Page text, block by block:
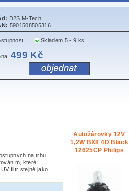
D2S M-Tech
5901508505316
Skladem 5 - 9 ks
499 Kč
Autožárovky 12V
1,2W BX8 4D Black
12625CP Philips
na trhu.
které
filtr stejně jako